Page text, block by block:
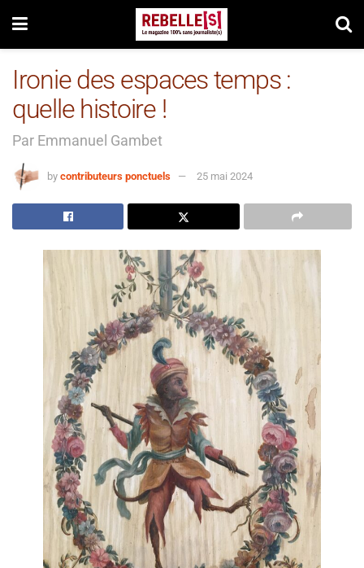
Ironie des espaces temps :
quelle histoire !
Par Emmanuel Gambet
by contributeurs ponctuels 25 mai 2024